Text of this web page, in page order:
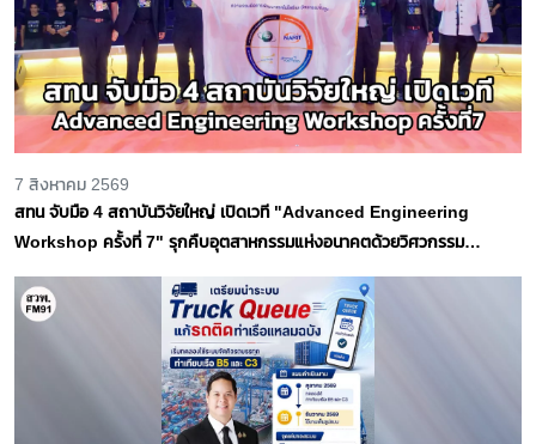
7 สิงหาคม 2569
สทน จับมือ 4 สถาบันวิจัยใหญ่ เปิดเวที "Advanced Engineering
Workshop ครั้งที่ 7" รุกคืบอุตสาหกรรมแห่งอนาคตด้วยวิศวกรรม